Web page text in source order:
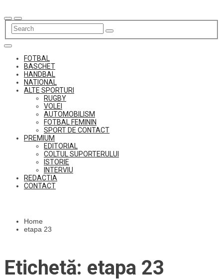
to
content
FOTBAL
BASCHET
HANDBAL
NATIONAL
ALTE SPORTURI
RUGBY
VOLEI
AUTOMOBILISM
FOTBAL FEMININ
SPORT DE CONTACT
PREMIUM
EDITORIAL
COLTUL SUPORTERULUI
ISTORIE
INTERVIU
REDACTIA
CONTACT
Home
etapa 23
Etichetă: etapa 23